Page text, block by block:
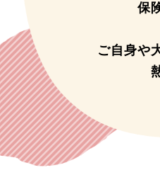
保
ご自身や